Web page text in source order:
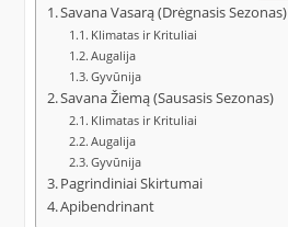
Savana Vasarą (Drėgnasis Sezonas)
Klimatas ir Krituliai
Augalija
Gyvūnija
Savana Žiemą (Sausasis Sezonas)
Klimatas ir Krituliai
Augalija
Gyvūnija
Pagrindiniai Skirtumai
Apibendrinant